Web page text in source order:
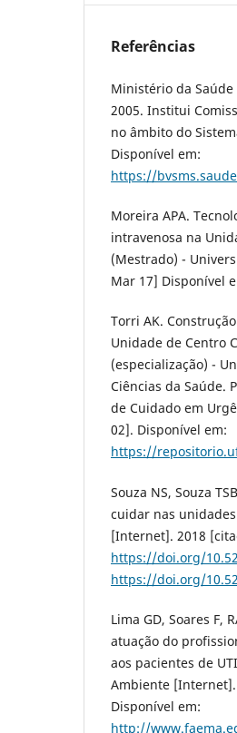
Referências
Ministério da Saúde
2005. Institui
no âmbito do
Disponível em:
https://
Moreira APA.
intravenosa na
(Mestrado) -
Mar 17] Disponível
Torri AK.
Unidade de Centro
(especialização) -
Ciências da Saúde.
de Cuidado em
02]. Disponível em:
https://
Souza NS, Souza
cuidar nas
[Internet]. 2018
https://doi.org/
https://doi.org/
Lima GD, Soares F,
atuação do
aos pacientes de
Ambiente [Internet].
Disponível em:
http://